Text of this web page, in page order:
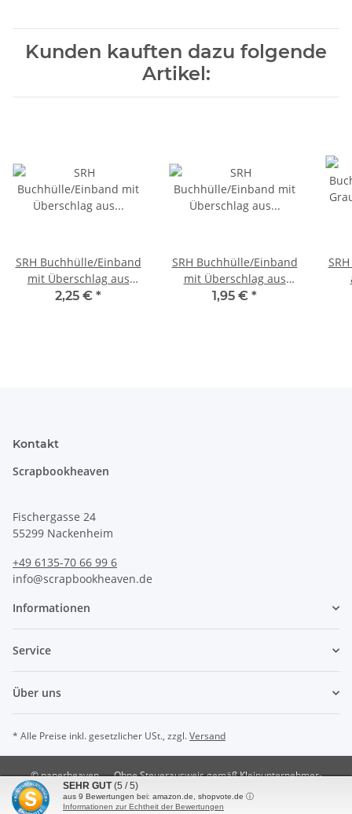
Kunden kauften dazu folgende
Artikel:
SRH Buchhülle/Einband
mit Überschlag aus
Graupappe 158x108x40
2,25 € *
SRH Buchhülle/Einband
mit Überschlag aus
Graupappe 108x108x60
1,95 € *
Kontakt
Scrapbookheaven
Fischergasse 24
55299 Nackenheim
+49 6135-70 66 99 6
info@scrapbookheaven.de
Informationen
Service
Über uns
* Alle Preise inkl. gesetzlicher USt., zzgl.Versand
© paperheaven
Ohne Steuerausweis gemäß Kleinunternehmer-
Regelung §19 UstG.
Powered byJTL-Shop
SEHR GUT (5 / 5)
aus 9 Bewertungen bei: amazon.de, shopvote.de ⓘ
Informationen zur Echtheit der Bewertungen